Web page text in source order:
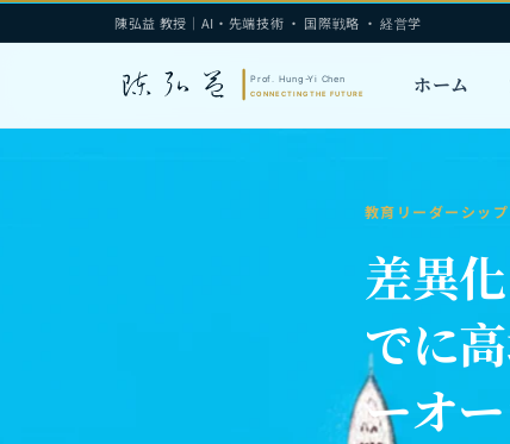
陳弘益 教授｜AI・先端技術 · 国際戦略 · 経営学
ホーム
教育リーダーシップ
差異
でに
ーオ